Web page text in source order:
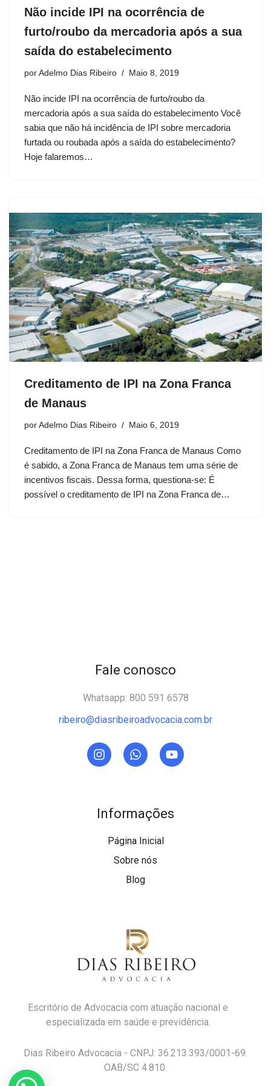
Não incide IPI na ocorrência de
furto/roubo da mercadoria após a sua
saída do estabelecimento
por Adelmo Dias Ribeiro Maio 8, 2019
Não incide IPI na ocorrência de furto/roubo da
mercadoria após a sua saída do estabelecimento Você
sabia que não há incidência de IPI sobre mercadoria
furtada ou roubada após a saída do estabelecimento?
Hoje falaremos…
Creditamento de IPI na Zona Franca
de Manaus
por Adelmo Dias Ribeiro Maio 6, 2019
Creditamento de IPI na Zona Franca de Manaus Como
é sabido, a Zona Franca de Manaus tem uma série de
incentivos fiscais. Dessa forma, questiona-se: É
possível o creditamento de IPI na Zona Franca de…
Escritório de Advocacia com atuação nacional e
especializada em saúde e previdência.
Dias Ribeiro Advocacia - CNPJ: 36.213.393/0001-69.
OAB/SC 4.810.
Informações
Página Inicial
Sobre nós
Blog
Fale conosco
Whatsapp: 800 591 6578
ribeiro@diasribeiroadvocacia.com.br